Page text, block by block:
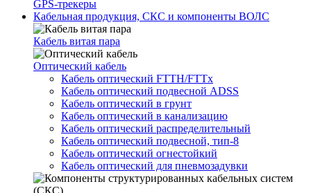
GPS-трекеры
Кабельная продукция, СКС и компоненты ВОЛС
Кабель витая пара
Оптический кабель
Кабель оптический FTTH/FTTx
Кабель оптический подвесной ADSS
Кабель оптический в грунт
Кабель оптический в канализацию
Кабель оптический распределительный
Кабель оптический подвесной, тип-8
Кабель оптический огнестойкий
Кабель оптический для пневмозадувки